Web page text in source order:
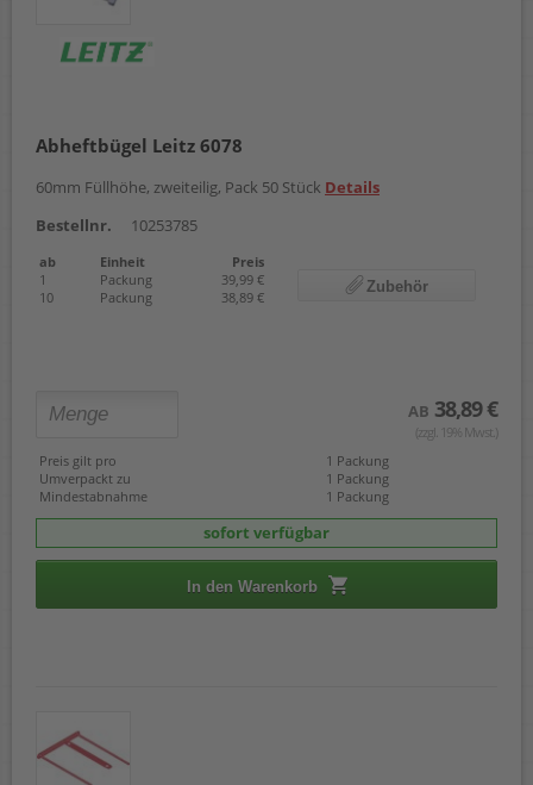
Abheftbügel Leitz 6078
60mm Füllhöhe, zweiteilig, Pack 50 Stück Details
Bestellnr.
10253785
ab Einheit
Preis
1
Packung
39,99 €
10
Packung 38,89 €
Zubehör
AB 38,89 €
(zzgl. 19% Mwst.)
Preis gilt pro
1 Packung
Umverpackt zu
1 Packung
Mindestabnahme
1 Packung
sofort verfügbar
In den Warenkorb